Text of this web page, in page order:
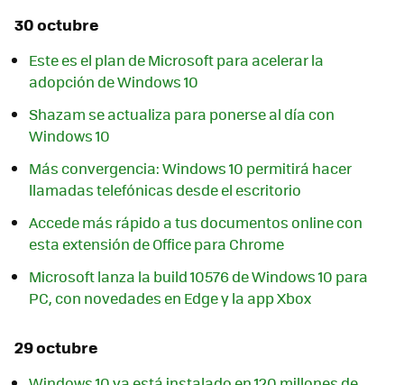
30 octubre
Este es el plan de Microsoft para acelerar la
adopción de Windows 10
Shazam se actualiza para ponerse al día con
Windows 10
Más convergencia: Windows 10 permitirá hacer
llamadas telefónicas desde el escritorio
Accede más rápido a tus documentos online con
esta extensión de Office para Chrome
Microsoft lanza la build 10576 de Windows 10 para
PC, con novedades en Edge y la app Xbox
29 octubre